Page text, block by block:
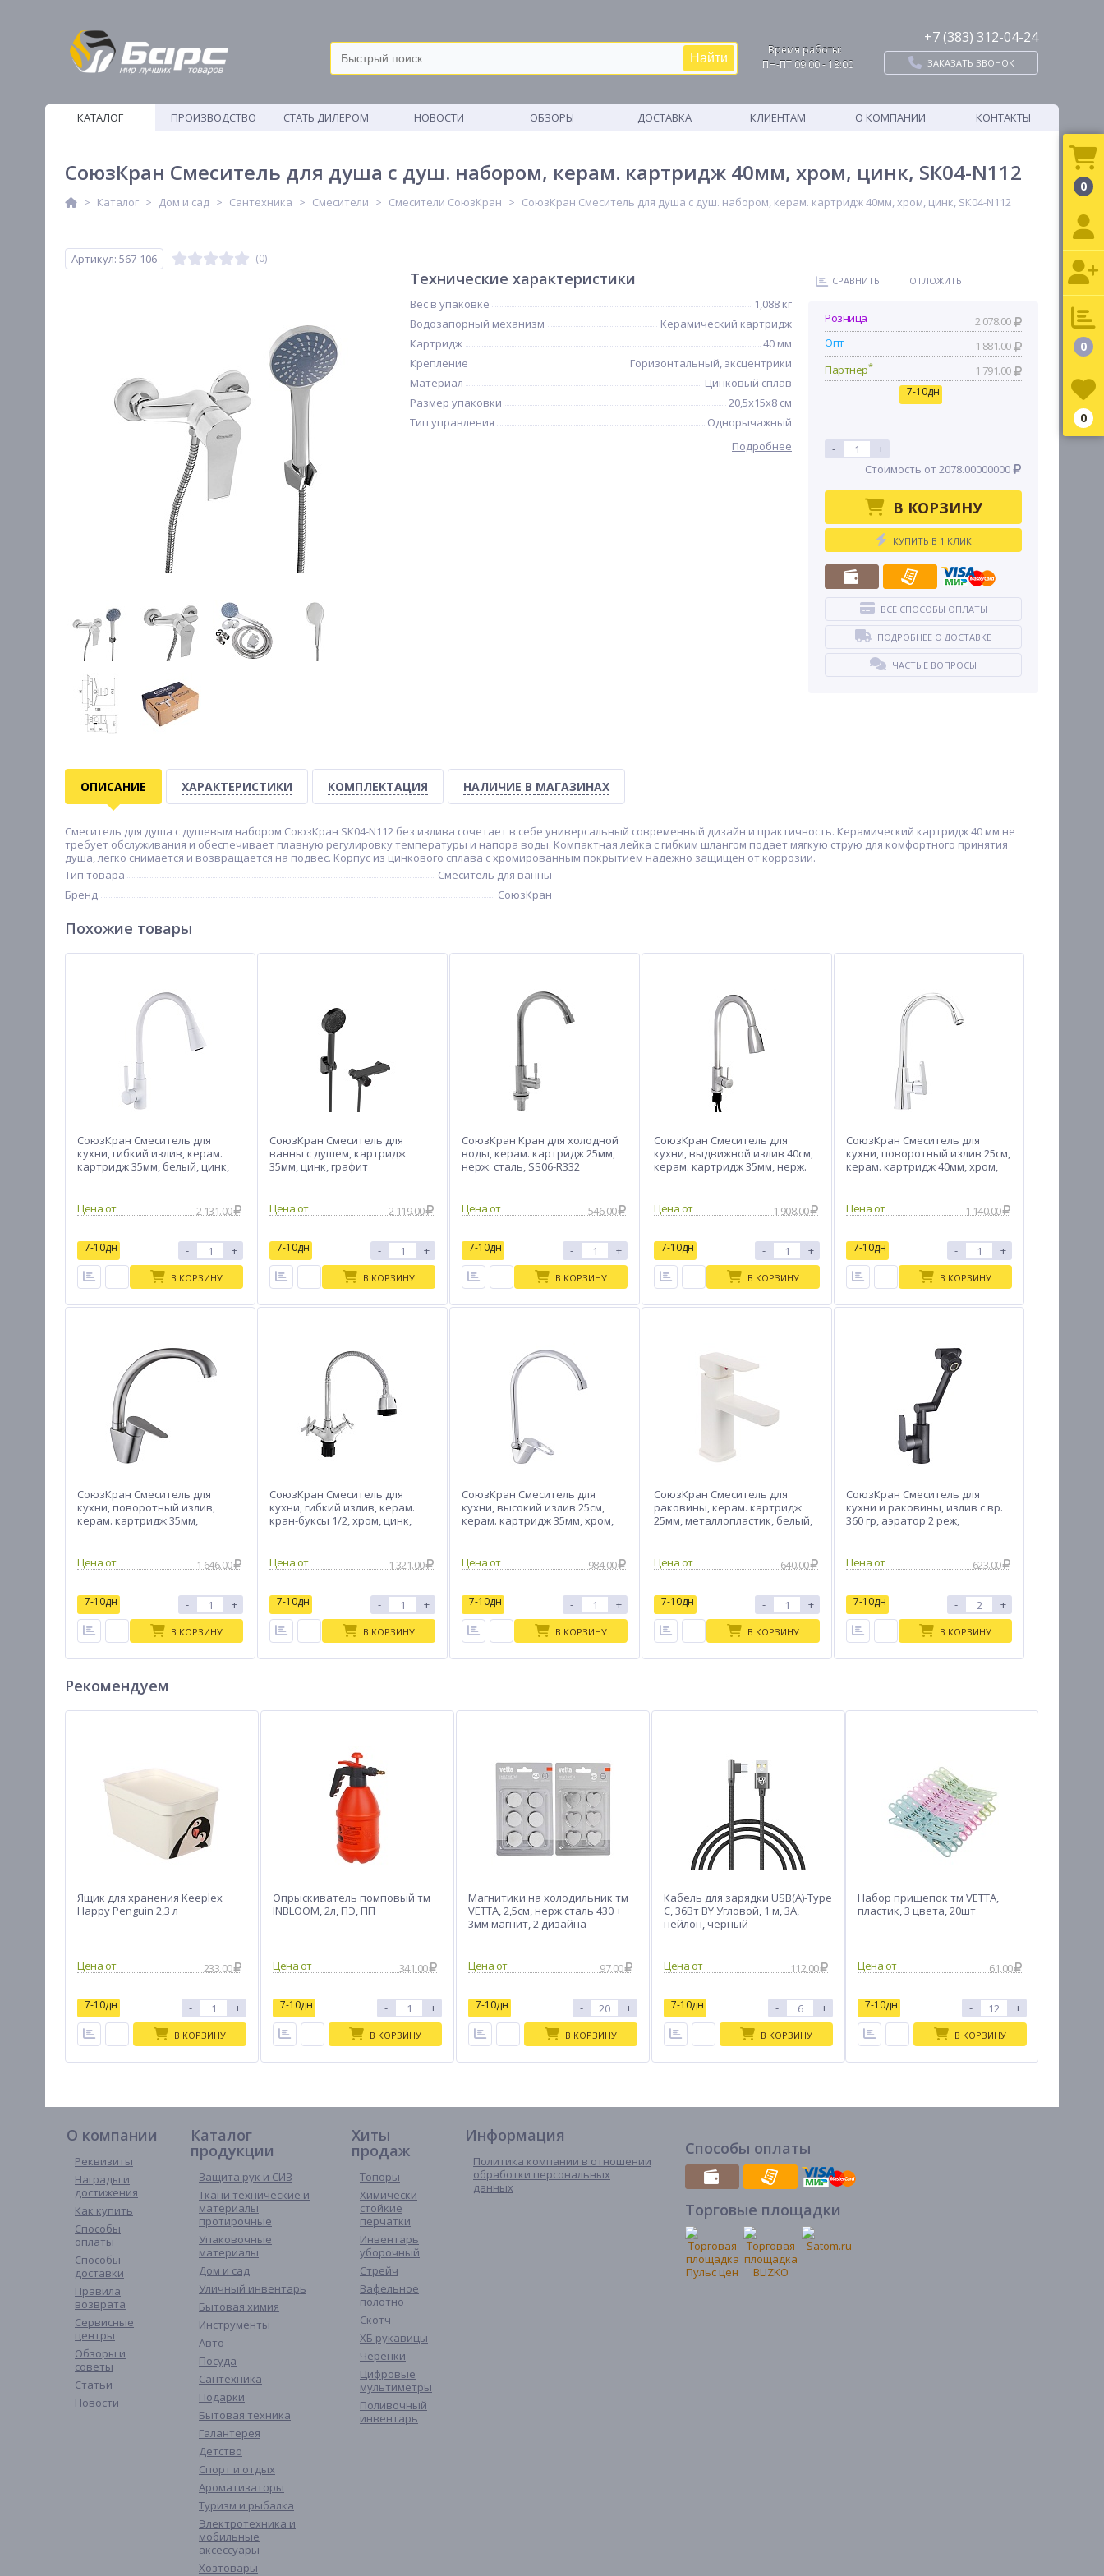
Найти
Время работы:
ПН-ПТ 09:00 - 18:00
+7 (383) 312-04-24
ЗАКАЗАТЬ ЗВОНОК
КАТАЛОГ
ПРОИЗВОДСТВО
СТАТЬ ДИЛЕРОМ НОВОСТИ ОБЗОРЫ ДОСТАВКА КЛИЕНТАМ О КОМПАНИИ КОНТАКТЫ
СоюзКран Смеситель для душа с душ. набором, керам. картридж 40мм, хром, цинк, SК04-N112
Каталог Дом и сад Сантехника Смесители Смесители СоюзКран СоюзКран Смеситель для душа с душ. набором, керам. картридж 40мм, хром, цинк, SК04-N112
Артикул: 567-106 (0)
Технические характеристики
Вес в упаковке
1,088 кг
Водозапорный механизм
Керамический картридж
Картридж
40 мм
Крепление
Горизонтальный, эксцентрики
Материал
Цинковый сплав
Размер упаковки
20,5х15х8 см
Тип управления
Однорычажный
Подробнее
СРАВНИТЬ ОТЛОЖИТЬ
Розница
2 078.00
Опт
1 881.00
Партнер* 1 791.00
7-10дн
-
+
Стоимость от 2078.00000000
В КОРЗИНУ
КУПИТЬ В 1 КЛИК
ВСЕ СПОСОБЫ ОПЛАТЫ
ПОДРОБНЕЕ О ДОСТАВКЕ
ЧАСТЫЕ ВОПРОСЫ
ОПИСАНИЕ ХАРАКТЕРИСТИКИ КОМПЛЕКТАЦИЯ НАЛИЧИЕ В МАГАЗИНАХ
Смеситель для душа с душевым набором СоюзКран SК04-N112 без излива сочетает в себе универсальный современный дизайн и практичность. Керамический картридж 40 мм не
требует обслуживания и обеспечивает плавную регулировку температуры и напора воды. Компактная лейка с гибким шлангом подает мягкую струю для комфортного принятия
душа, легко снимается и возвращается на подвес. Корпус из цинкового сплава с хромированным покрытием надежно защищен от коррозии.
Тип товара
Смеситель для ванны
Бренд
СоюзКран
Похожие товары
СоюзКран Смеситель для
кухни, гибкий излив, керам.
картридж 35мм, белый, цинк,
Цена от
2 131.00
7-10дн - +
В КОРЗИНУ
СоюзКран Смеситель для
ванны с душем, картридж
35мм, цинк, графит
Цена от 2 119.00
7-10дн - +
В КОРЗИНУ
СоюзКран Кран для холодной
воды, керам. картридж 25мм,
нерж. сталь, SS06-R332
Цена от 546.00
7-10дн - +
В КОРЗИНУ
СоюзКран Смеситель для
кухни, выдвижной излив 40см,
керам. картридж 35мм, нерж.
Цена от
1 908.00
7-10дн - +
В КОРЗИНУ
СоюзКран Смеситель для
кухни, поворотный излив 25см,
керам. картридж 40мм, хром,
Цена от
1 140.00
7-10дн - +
В КОРЗИНУ
СоюзКран Смеситель для
кухни, поворотный излив,
керам. картридж 35мм,
Цена от
1 646.00
7-10дн - +
В КОРЗИНУ
СоюзКран Смеситель для
кухни, гибкий излив, керам.
кран-буксы 1/2, хром, цинк,
Цена от
1 321.00
7-10дн - +
В КОРЗИНУ
СоюзКран Смеситель для
кухни, высокий излив 25см,
керам. картридж 35мм, хром,
Цена от
984.00
7-10дн - +
В КОРЗИНУ
СоюзКран Смеситель для
раковины, керам. картридж
25мм, металлопластик, белый,
Цена от
640.00
7-10дн - +
В КОРЗИНУ
СоюзКран Смеситель для
кухни и раковины, излив с вр.
360 гр, аэратор 2 реж,
металлопластик, черный
Цена от
623.00
7-10дн - +
В КОРЗИНУ
Рекомендуем
Ящик для хранения Keeplex
Happy Penguin 2,3 л
233.00
7-10дн - +
В КОРЗИНУ
Опрыскиватель помповый тм
INBLOOM, 2л, ПЭ, ПП
341.00
7-10дн - +
В КОРЗИНУ
Магнитики на холодильник тм
VETTA, 2,5см, нерж.сталь 430 +
3мм магнит, 2 дизайна
97.00
7-10дн - +
В КОРЗИНУ
Кабель для зарядки USB(A)-Type
C, 36Вт BY Угловой, 1 м, 3A,
нейлон, чёрный
112.00
7-10дн - +
В КОРЗИНУ
Набор прищепок тм VETTA,
пластик, 3 цвета, 20шт
61.00
7-10дн - +
В КОРЗИНУ
О компании
Реквизиты
Награды и
достижения
Как купить
Способы
оплаты
Способы
доставки
Правила
возврата
Сервисные
центры
Обзоры и
советы
Статьи
Новости
Каталог
продукции
Защита рук и СИЗ
Ткани технические и
материалы
протирочные
Упаковочные
материалы
Дом и сад
Уличный инвентарь
Бытовая химия
Инструменты
Авто
Посуда
Сантехника
Подарки
Бытовая техника
Галантерея
Детство
Спорт и отдых
Ароматизаторы
Туризм и рыбалка
Электротехника и
мобильные
аксессуары
Хозтовары
Хиты
продаж
Топоры
Химически
стойкие
перчатки
Инвентарь
уборочный
Стрейч
Вафельное
полотно
Скотч
ХБ рукавицы
Черенки
Цифровые
мультиметры
Поливочный
инвентарь
Информация
Политика компании в отношении
обработки персональных
данных
Способы оплаты
Торговые площадки
0
0
0